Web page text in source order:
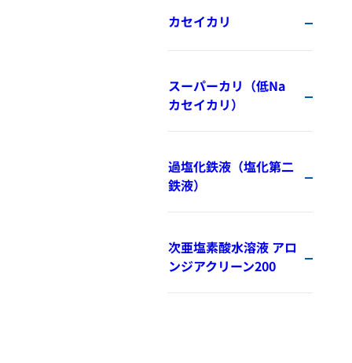
カセイカリ
スーパーカリ（低Na
カセイカリ）
過塩化鉄液（塩化第二
鉄液）
次亜塩素酸水溶液 アロ
ンジアクリーン200